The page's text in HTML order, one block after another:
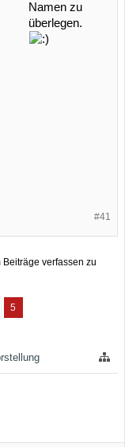
Namen zu
überlegen.
#41
verfassen zu
5